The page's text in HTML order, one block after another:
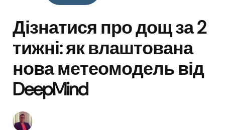
Дізнатися про дощ за 2
тижні: як влаштована
нова метеомодель від
DeepMind